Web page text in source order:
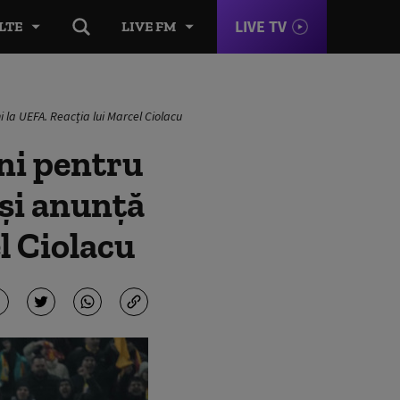
LIVE FM LIVE TV
UEFA. Reacția lui Marcel Ciolacu
pentru
anunță
Ciolacu